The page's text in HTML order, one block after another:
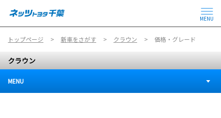
MENU
トップページ 新車をさがす クラウン 価格・グレード
クラウン
MENU